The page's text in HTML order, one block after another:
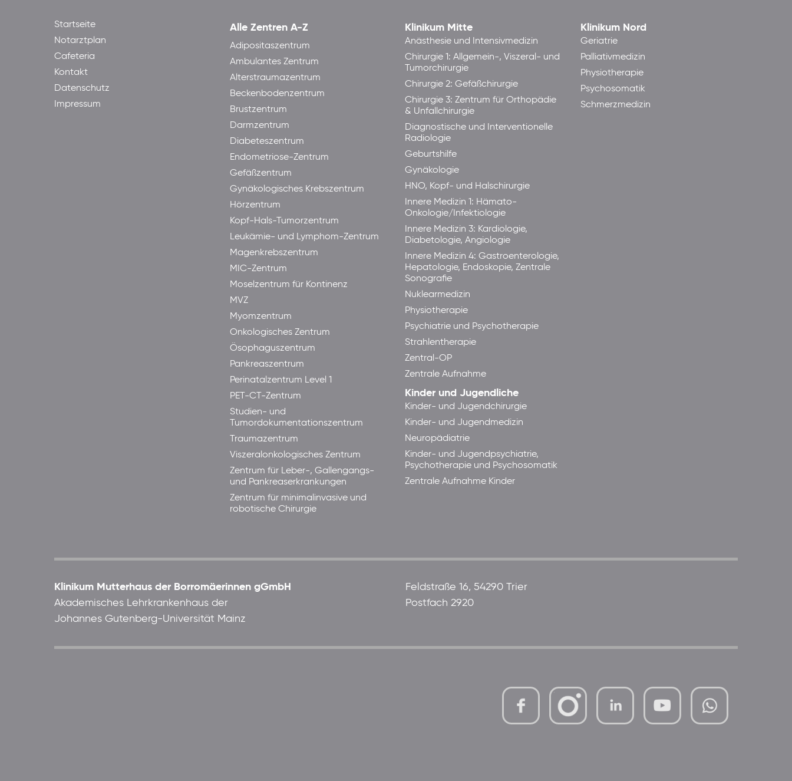
Startseite
Notarztplan
Cafeteria
Kontakt
Datenschutz
Impressum
Alle Zentren A-Z
Adipositaszentrum
Ambulantes Zentrum
Alterstraumazentrum
Beckenbodenzentrum
Brustzentrum
Darmzentrum
Diabeteszentrum
Endometriose-Zentrum
Gefäßzentrum
Gynäkologisches Krebszentrum
Hörzentrum
Kopf-Hals-Tumorzentrum
Leukämie- und Lymphom-Zentrum
Magenkrebszentrum
MIC-Zentrum
Moselzentrum für Kontinenz
MVZ
Myomzentrum
Onkologisches Zentrum
Ösophaguszentrum
Pankreaszentrum
Perinatalzentrum Level 1
PET-CT-Zentrum
Studien- und
Tumordokumentationszentrum
Traumazentrum
Viszeralonkologisches Zentrum
Zentrum für Leber-, Gallengangs-
und Pankreaserkrankungen
Zentrum für minimalinvasive und
robotische Chirurgie
Klinikum Mitte
Anästhesie und Intensivmedizin
Chirurgie 1: Allgemein-, Viszeral- und
Tumorchirurgie
Chirurgie 2: Gefäßchirurgie
Chirurgie 3: Zentrum für Orthopädie
& Unfallchirurgie
Diagnostische und Interventionelle
Radiologie
Geburtshilfe
Gynäkologie
HNO, Kopf- und Halschirurgie
Innere Medizin 1: Hämato-
Onkologie/Infektiologie
Innere Medizin 3: Kardiologie,
Diabetologie, Angiologie
Innere Medizin 4: Gastroenterologie,
Hepatologie, Endoskopie, Zentrale
Sonografie
Nuklearmedizin
Physiotherapie
Psychiatrie und Psychotherapie
Strahlentherapie
Zentral-OP
Zentrale Aufnahme
Kinder und Jugendliche
Kinder- und Jugendchirurgie
Kinder- und Jugendmedizin
Neuropädiatrie
Kinder- und Jugendpsychiatrie,
Psychotherapie und Psychosomatik
Zentrale Aufnahme Kinder
Klinikum Nord
Geriatrie
Palliativmedizin
Physiotherapie
Psychosomatik
Schmerzmedizin
Klinikum Mutterhaus der Borromäerinnen gGmbH
Akademisches Lehrkrankenhaus der
Johannes Gutenberg-Universität Mainz
Feldstraße 16, 54290 Trier
Postfach 2920
mutterhaus-xMBTtqOwC1KKBww